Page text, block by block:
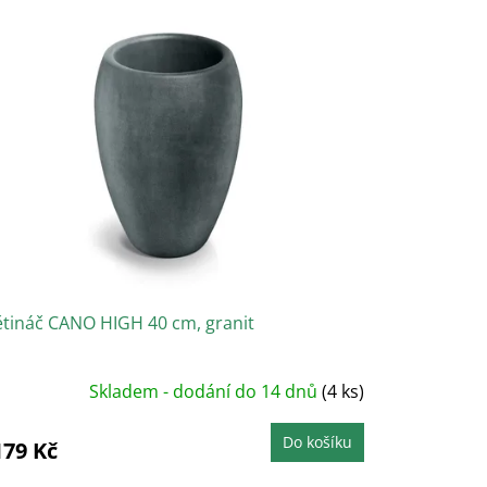
CANO HIGH 40 cm, granit
Skladem - dodání do 14 dnů (4 ks)
Kč Do košíku